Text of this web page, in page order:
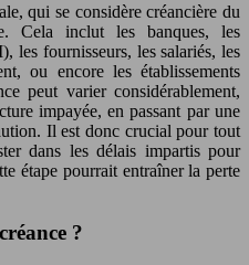
qui se considère créancière du
Cela inclut les banques, les
les fournisseurs, les salariés, les
ou encore les établissements
peut varier considérablement,
impayée, en passant par une
Il est donc crucial pour tout
dans les délais impartis pour
étape pourrait entraîner la perte
?